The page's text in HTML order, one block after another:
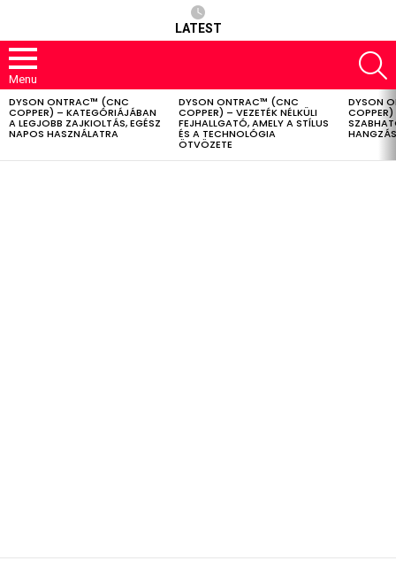
LATEST
Menu
LATEST
STORIES
DYSON ONTRAC™ (CNC
COPPER) – KATEGÓRIÁJÁBAN
A LEGJOBB ZAJKIOLTÁS, EGÉSZ
NAPOS HASZNÁLATRA
DYSON ONTRAC™ (CNC
COPPER) – VEZETÉK NÉLKÜLI
FEJHALLGATÓ, AMELY A STÍLUS
ÉS A TECHNOLÓGIA
ÖTVÖZETE
DYSON
COPPER)